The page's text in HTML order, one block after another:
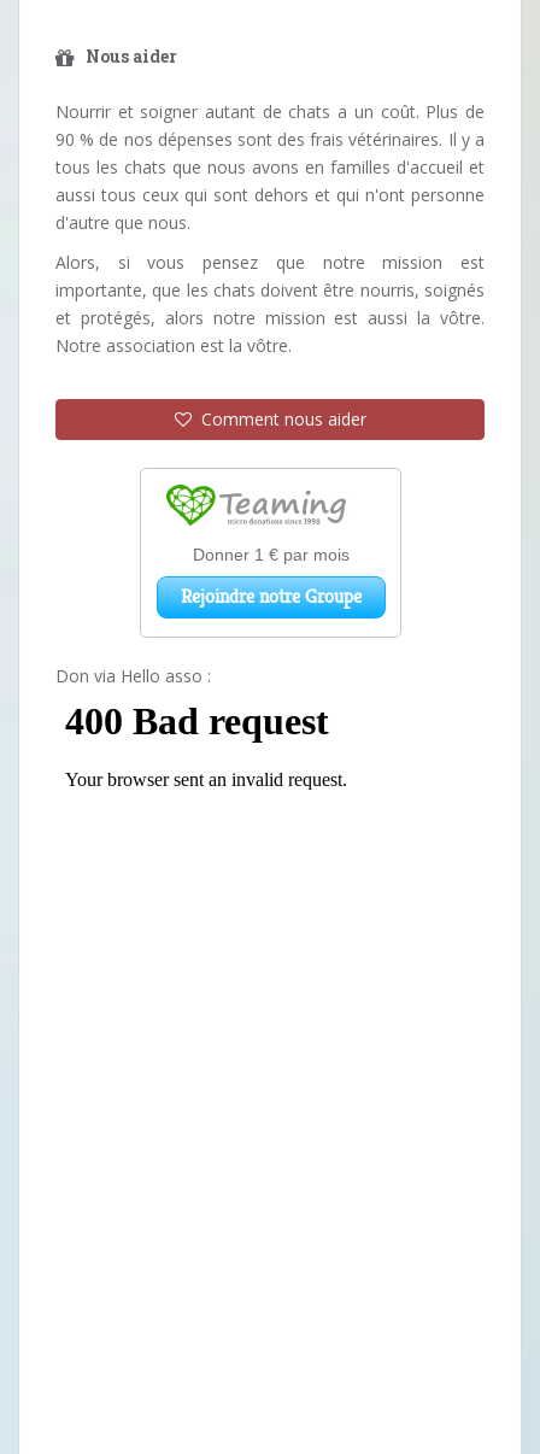
Nous aider
Nourrir et soigner autant de chats a un coût. Plus de
90 % de nos dépenses sont des frais vétérinaires. Il y a
tous les chats que nous avons en familles d'accueil et
aussi tous ceux qui sont dehors et qui n'ont personne
d'autre que nous.
Alors, si vous pensez que notre mission est
importante, que les chats doivent être nourris, soignés
et protégés, alors notre mission est aussi la vôtre.
Notre association est la vôtre.
Comment nous aider
Don via Hello asso :